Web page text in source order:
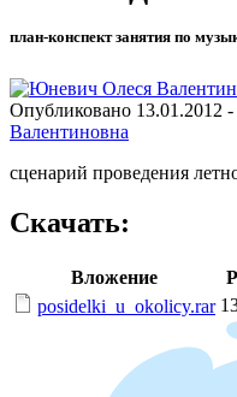
план-конспект занятия по
Опубликовано 13.01.2012 -
Валентиновна
сценарий проведения
Скачать:
Вложение
posidelki_u_okolicy.rar